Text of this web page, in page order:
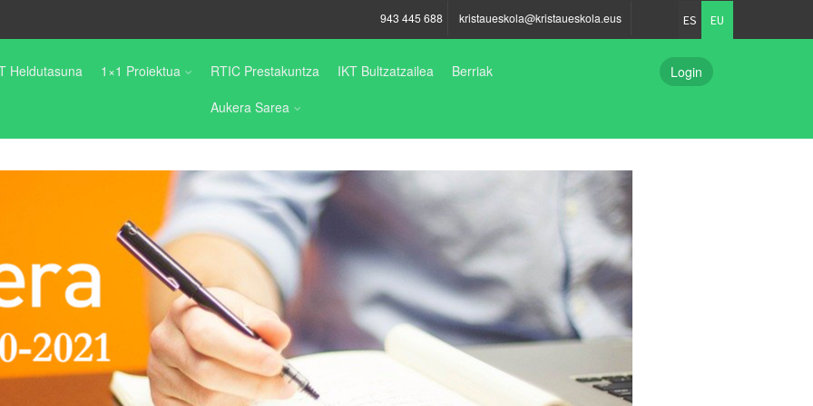
943 445 688 kristaueskola@kristaueskola.eus ES EU
Heldutasuna 1×1 Proiektua RTIC Prestakuntza IKT Bultzatzailea
Berriak
Aukera Sarea
Login